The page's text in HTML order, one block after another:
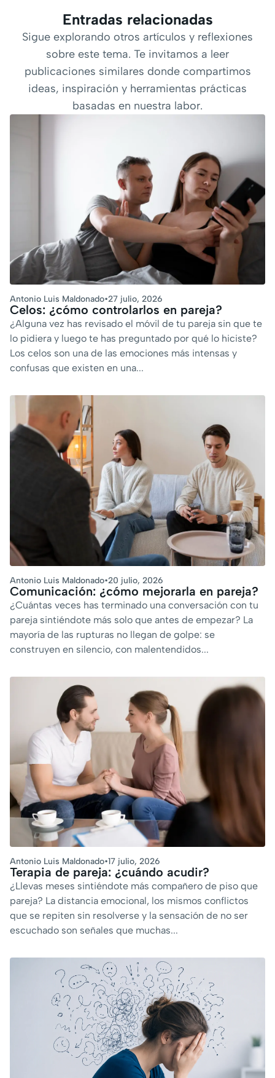
Entradas relacionadas
Sigue explorando otros artículos y reflexiones
sobre este tema. Te invitamos a leer
publicaciones similares donde compartimos
ideas, inspiración y herramientas prácticas
basadas en nuestra labor.
Antonio Luis Maldonado•27 julio, 2026
Celos: ¿cómo controlarlos en pareja?
¿Alguna vez has revisado el móvil de tu pareja sin que te
lo pidiera y luego te has preguntado por qué lo hiciste?
Los celos son una de las emociones más intensas y
confusas que existen en una...
Antonio Luis Maldonado•20 julio, 2026
Comunicación: ¿cómo mejorarla en pareja?
¿Cuántas veces has terminado una conversación con tu
pareja sintiéndote más solo que antes de empezar? La
mayoría de las rupturas no llegan de golpe: se
construyen en silencio, con malentendidos...
Antonio Luis Maldonado•17 julio, 2026
Terapia de pareja: ¿cuándo acudir?
¿Llevas meses sintiéndote más compañero de piso que
pareja? La distancia emocional, los mismos conflictos
que se repiten sin resolverse y la sensación de no ser
escuchado son señales que muchas...